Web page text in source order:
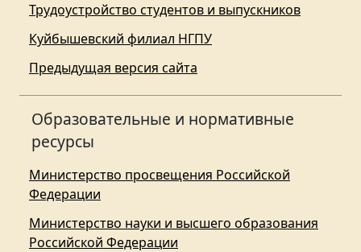
Трудоустройство студентов и выпускников
Куйбышевский филиал НГПУ
Предыдущая версия сайта
Образовательные и нормативные
ресурсы
Министерство просвещения Российской
Федерации
Министерство науки и высшего образования
Российской Федерации